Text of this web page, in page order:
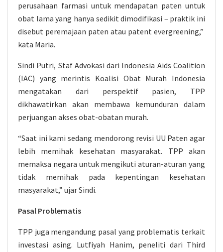
perusahaan farmasi untuk mendapatan paten untuk
obat lama yang hanya sedikit dimodifikasi – praktik ini
disebut peremajaan paten atau patent evergreening,”
kata Maria.
Sindi Putri, Staf Advokasi dari Indonesia Aids Coalition
(IAC) yang merintis Koalisi Obat Murah Indonesia
mengatakan dari perspektif pasien, TPP
dikhawatirkan akan membawa kemunduran dalam
perjuangan akses obat-obatan murah.
“Saat ini kami sedang mendorong revisi UU Paten agar
lebih memihak kesehatan masyarakat. TPP akan
memaksa negara untuk mengikuti aturan-aturan yang
tidak memihak pada kepentingan kesehatan
masyarakat,” ujar Sindi.
Pasal Problematis
TPP juga mengandung pasal yang problematis terkait
investasi asing. Lutfiyah Hanim, peneliti dari Third